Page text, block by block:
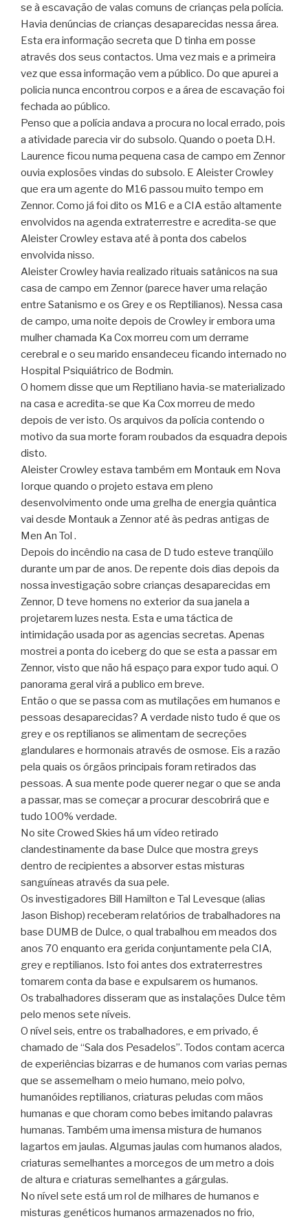
se à escavação de valas comuns de crianças pela polícia.
Havia denúncias de crianças desaparecidas nessa área.
Esta era informação secreta que D tinha em posse
através dos seus contactos. Uma vez mais e a primeira
vez que essa informação vem a público. Do que apurei a
policia nunca encontrou corpos e a área de escavação foi
fechada ao público.
Penso que a polícia andava a procura no local errado, pois
a atividade parecia vir do subsolo. Quando o poeta D.H.
Laurence ficou numa pequena casa de campo em Zennor
ouvia explosões vindas do subsolo. E Aleister Crowley
que era um agente do M16 passou muito tempo em
Zennor. Como já foi dito os M16 e a CIA estão altamente
envolvidos na agenda extraterrestre e acredita-se que
Aleister Crowley estava até à ponta dos cabelos
envolvida nisso.
Aleister Crowley havia realizado rituais satânicos na sua
casa de campo em Zennor (parece haver uma relação
entre Satanismo e os Grey e os Reptilianos). Nessa casa
de campo, uma noite depois de Crowley ir embora uma
mulher chamada Ka Cox morreu com um derrame
cerebral e o seu marido ensandeceu ficando internado no
Hospital Psiquiátrico de Bodmin.
O homem disse que um Reptiliano havia-se materializado
na casa e acredita-se que Ka Cox morreu de medo
depois de ver isto. Os arquivos da polícia contendo o
motivo da sua morte foram roubados da esquadra depois
disto.
Aleister Crowley estava também em Montauk em Nova
Iorque quando o projeto estava em pleno
desenvolvimento onde uma grelha de energia quântica
vai desde Montauk a Zennor até às pedras antigas de
Men An Tol .
Depois do incêndio na casa de D tudo esteve tranqüilo
durante um par de anos. De repente dois dias depois da
nossa investigação sobre crianças desaparecidas em
Zennor, D teve homens no exterior da sua janela a
projetarem luzes nesta. Esta e uma táctica de
intimidação usada por as agencias secretas. Apenas
mostrei a ponta do iceberg do que se esta a passar em
Zennor, visto que não há espaço para expor tudo aqui. O
panorama geral virá a publico em breve.
Então o que se passa com as mutilações em humanos e
pessoas desaparecidas? A verdade nisto tudo é que os
grey e os reptilianos se alimentam de secreções
glandulares e hormonais através de osmose. Eis a razão
pela quais os órgãos principais foram retirados das
pessoas. A sua mente pode querer negar o que se anda
a passar, mas se começar a procurar descobrirá que e
tudo 100% verdade.
No site Crowed Skies há um vídeo retirado
clandestinamente da base Dulce que mostra greys
dentro de recipientes a absorver estas misturas
sanguíneas através da sua pele.
Os investigadores Bill Hamilton e Tal Levesque (alias
Jason Bishop) receberam relatórios de trabalhadores na
base DUMB de Dulce, o qual trabalhou em meados dos
anos 70 enquanto era gerida conjuntamente pela CIA,
grey e reptilianos. Isto foi antes dos extraterrestres
tomarem conta da base e expulsarem os humanos.
Os trabalhadores disseram que as instalações Dulce têm
pelo menos sete níveis.
O nível seis, entre os trabalhadores, e em privado, é
chamado de “Sala dos Pesadelos”. Todos contam acerca
de experiências bizarras e de humanos com varias pernas
que se assemelham o meio humano, meio polvo,
humanóides reptilianos, criaturas peludas com mãos
humanas e que choram como bebes imitando palavras
humanas. Também uma imensa mistura de humanos
lagartos em jaulas. Algumas jaulas com humanos alados,
criaturas semelhantes a morcegos de um metro a dois
de altura e criaturas semelhantes a gárgulas.
No nível sete está um rol de milhares de humanos e
misturas genéticos humanos armazenados no frio,